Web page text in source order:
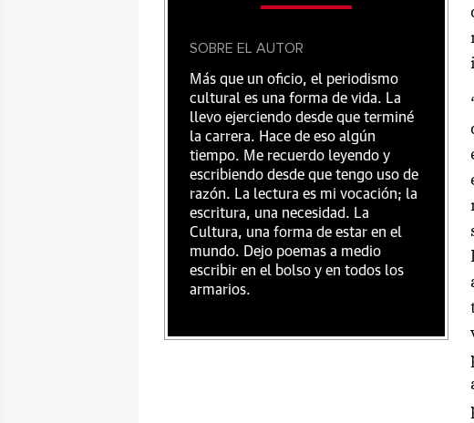
SOBRE EL AUTOR
Más que un oficio, el periodismo
cultural es una forma de vida. La
llevo ejerciendo desde que terminé
la carrera. Hace de eso algún
tiempo. Me recuerdo leyendo y
escribiendo desde que tengo uso de
razón. La lectura es mi vocación; la
escritura, una necesidad. La
Cultura, una forma de estar en el
mundo. Dejo poemas a medio
escribir en el bolso y en todos los
armarios.